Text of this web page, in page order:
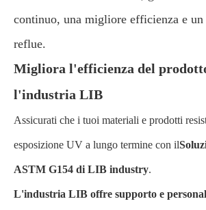
continuo, una migliore efficienza e
reflue.
Migliora l'efficienza del
l'industria LIB
Assicurati che i tuoi materiali e prodotti
esposizione UV a lungo termine con il
ASTM G154 di LIB industry.
L'industria LIB offre supporto e